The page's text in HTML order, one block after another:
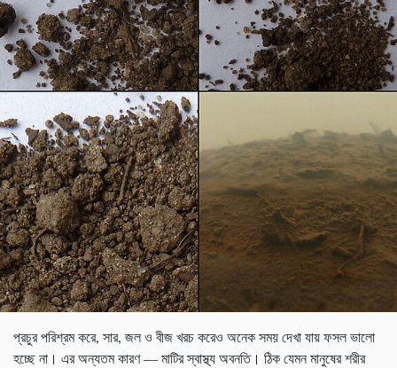
প্রচুর পরিশ্রম করে, সার, জল ও বীজ খরচ করেও অনেক সময় দেখা যায় ফসল ভালো
হচ্ছে না। এর অন্যতম কারণ — মাটির স্বাস্থ্য অবনতি। ঠিক যেমন মানুষের শরীর